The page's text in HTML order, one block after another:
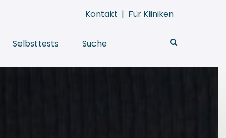
Kontakt | Für Kliniken
Selbsttests